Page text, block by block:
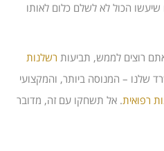
הכול לא לשלם כלום לאותו
רוצים לממש, תביעות רשלנות
שלנו – המנוסה ביותר, והמקצועי
רפואית. אל תשחקו עם זה, מדובר